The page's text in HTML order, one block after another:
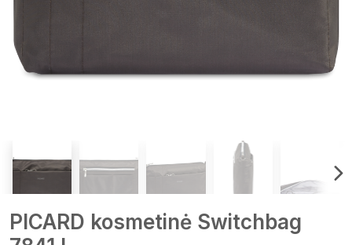
PICARD kosmetinė Switchbag